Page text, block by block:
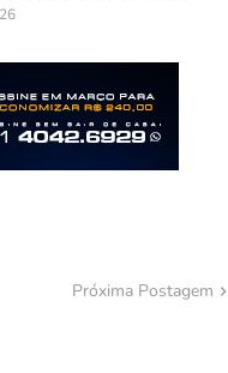
Próxima Postagem